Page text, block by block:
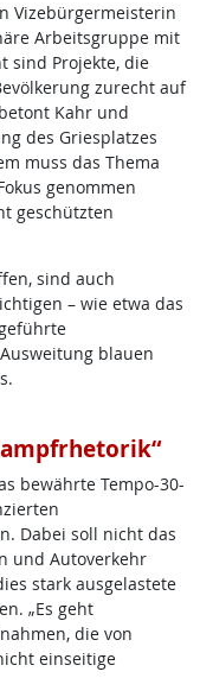
Vizebürgermeisterin
Arbeitsgruppe mit
sind Projekte, die
zurecht auf
Kahr und
des Griesplatzes
muss das Thema
genommen
geschützten
sind auch
– wie etwa das
blauen
bewährte Tempo-30-
Dabei soll nicht das
und Autoverkehr
stark ausgelastete
„Es geht
die von
einseitige